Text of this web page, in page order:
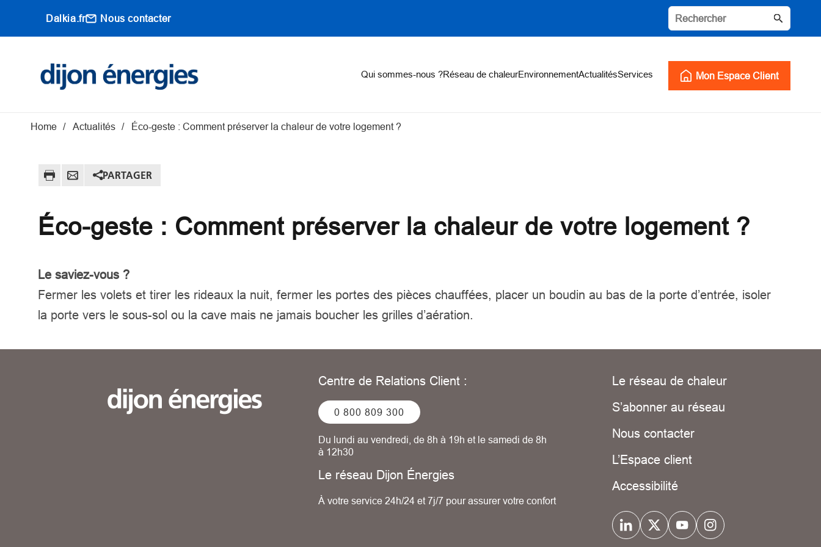
Dalkia.fr Nous contacter
Qui sommes-nous ?Réseau de chaleurEnvironnementActualitésServices Mon Espace Client
Fil d'Ariane
Home Actualités Éco-geste : Comment préserver la chaleur de votre logement ?
PARTAGER
Éco-geste : Comment préserver la chaleur de votre logement ?
Le saviez-vous ?
Fermer les volets et tirer les rideaux la nuit, fermer les portes des pièces chauffées, placer un boudin au bas de la porte d’entrée, isoler
la porte vers le sous-sol ou la cave mais ne jamais boucher les grilles d’aération.
Centre de Relations Client :
0 800 809 300
Du lundi au vendredi, de 8h à 19h et le samedi de 8h
à 12h30
Le réseau Dijon Énergies
À votre service 24h/24 et 7j/7 pour assurer votre confort
Le réseau de chaleur
S’abonner au réseau
Nous contacter
L’Espace client
Accessibilité